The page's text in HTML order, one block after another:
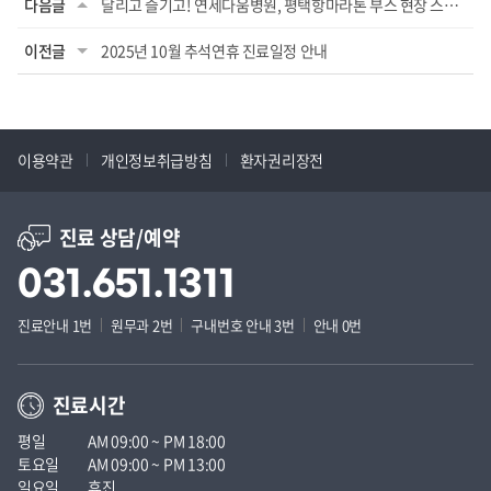
이전글 2025년 10월 추석연휴 진료일정 안내
이용약관 개인정보취급방침 환자권리장전
진료 상담/예약
031.651.1311
진료안내 1번 원무과 2번 구내번호 안내 3번 안내 0번
진료시간
평일
AM 09:00 ~ PM 18:00
토요일
AM 09:00 ~ PM 13:00